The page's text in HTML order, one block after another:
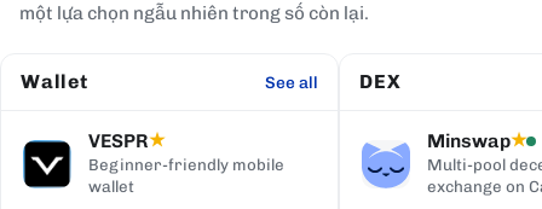
một lựa chọn ngẫu nhiên trong số còn lại.
Wallet See all
VESPR★
Beginner-friendly mobile
wallet
DEX
Minswap★
Multi-pool
exchange on